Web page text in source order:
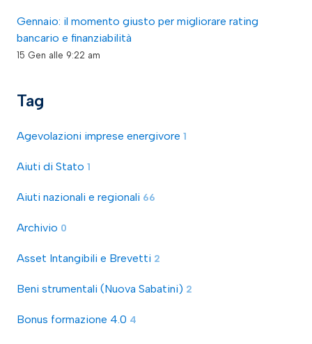
Gennaio: il momento giusto per migliorare rating
bancario e finanziabilità
15 Gen alle 9:22 am
Tag
Agevolazioni imprese energivore 1
Aiuti di Stato 1
Aiuti nazionali e regionali 66
Archivio 0
Asset Intangibili e Brevetti 2
Beni strumentali (Nuova Sabatini) 2
Bonus formazione 4.0 4